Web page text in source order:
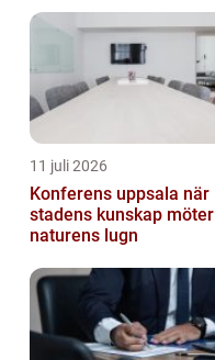
11 juli 2026
Konferens uppsala när
stadens kunskap möter
naturens lugn